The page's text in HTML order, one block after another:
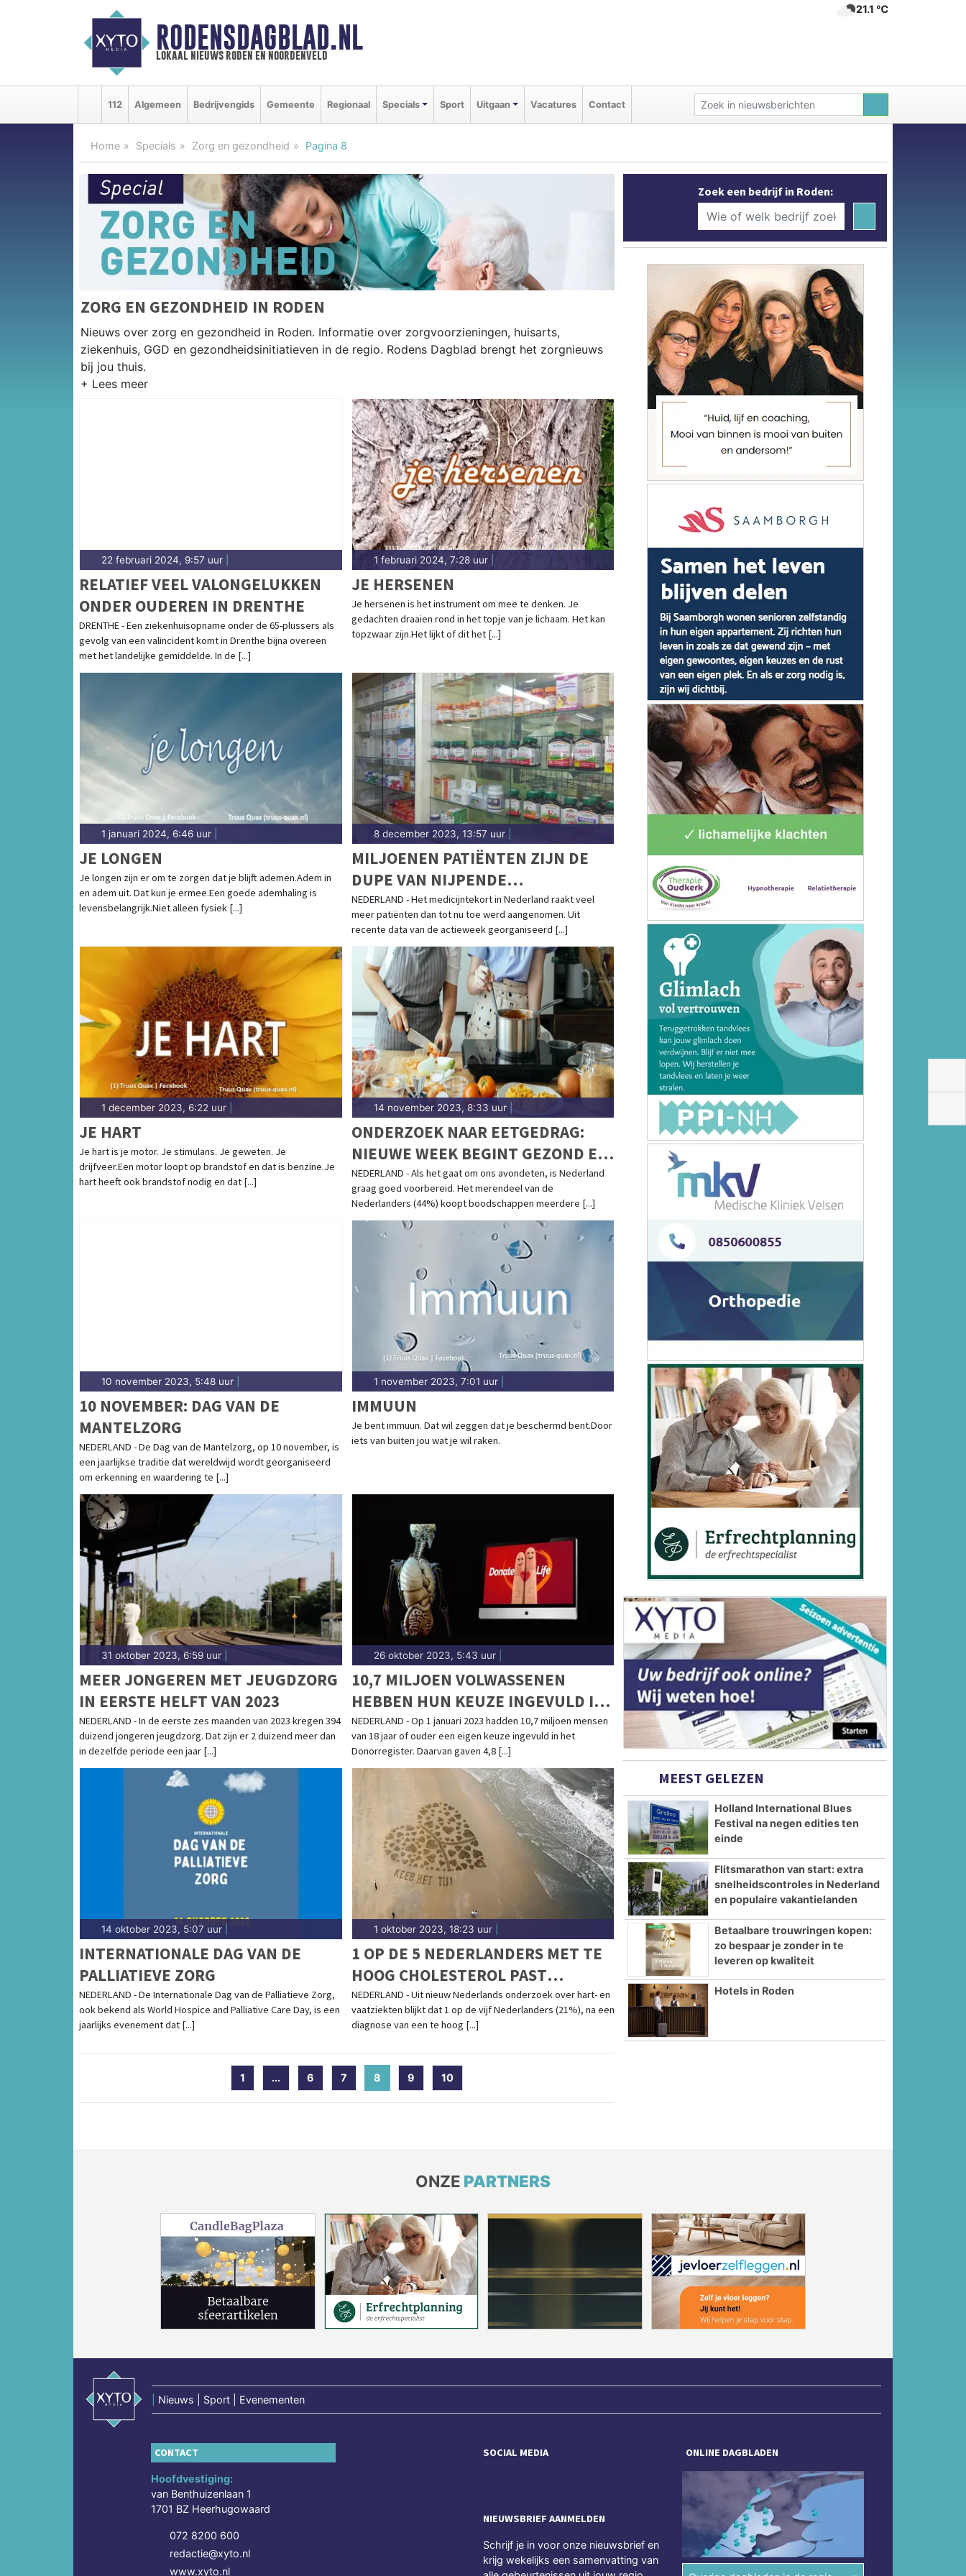
RODENSDAGBLAD.NL
lokaal nieuws roden en noordenveld
21.1 ℃
112 Algemeen Bedrijvengids Gemeente Regionaal Specials Sport Uitgaan Vacatures Contact
Home Specials Zorg en gezondheid Pagina 8
ZORG EN GEZONDHEID IN RODEN
Nieuws over zorg en gezondheid in Roden. Informatie over zorgvoorzieningen, huisarts,
ziekenhuis, GGD en gezondheidsinitiatieven in de regio. Rodens Dagblad brengt het zorgnieuws
bij jou thuis.
22 februari 2024, 9:57 uur
RELATIEF VEEL VALONGELUKKEN
ONDER OUDEREN IN DRENTHE
DRENTHE - Een ziekenhuisopname onder de 65-plussers als
gevolg van een valincident komt in Drenthe bijna overeen
met het landelijke gemiddelde. In de [...]
1 februari 2024, 7:28 uur|
JE HERSENEN
Je hersenen is het instrument om mee te denken. Je
gedachten draaien rond in het topje van je lichaam. Het kan
topzwaar zijn.Het lijkt of dit het [...]
1 januari 2024, 6:46 uur
JE LONGEN
Je longen zijn er om te zorgen dat je blijft ademen.Adem in
en adem uit. Dat kun je ermee.Een goede ademhaling is
levensbelangrijk.Niet alleen fysiek [...]
8 december 2023, 13:57 uur|
MILJOENEN PATIËNTEN ZIJN DE
DUPE VAN NIJPENDE
MEDICIJNTEKORTEN
NEDERLAND - Het medicijntekort in Nederland raakt veel
meer patiënten dan tot nu toe werd aangenomen. Uit
recente data van de actieweek georganiseerd [...]
1 december 2023, 6:22 uur
JE HART
Je hart is je motor. Je stimulans. Je geweten. Je
drijfveer.Een motor loopt op brandstof en dat is benzine.Je
hart heeft ook brandstof nodig en dat [...]
14 november 2023, 8:33 uur|
ONDERZOEK NAAR EETGEDRAG:
NIEUWE WEEK BEGINT GEZOND EN
EINDIGT MET PIZZA OF FRITUUR
NEDERLAND - Als het gaat om ons avondeten, is Nederland
graag goed voorbereid. Het merendeel van de
Nederlanders (44%) koopt boodschappen meerdere [...]
10 november 2023, 5:48 uur
10 NOVEMBER: DAG VAN DE
MANTELZORG
NEDERLAND - De Dag van de Mantelzorg, op 10 november, is
een jaarlijkse traditie dat wereldwijd wordt georganiseerd
om erkenning en waardering te [...]
1 november 2023, 7:01 uur|
IMMUUN
Je bent immuun. Dat wil zeggen dat je beschermd bent.Door
iets van buiten jou wat je wil raken.
31 oktober 2023, 6:59 uur
MEER JONGEREN MET JEUGDZORG
IN EERSTE HELFT VAN 2023
NEDERLAND - In de eerste zes maanden van 2023 kregen 394
duizend jongeren jeugdzorg. Dat zijn er 2 duizend meer dan
in dezelfde periode een jaar [...]
26 oktober 2023, 5:43 uur|
10,7 MILJOEN VOLWASSENEN
HEBBEN HUN KEUZE INGEVULD IN
DONORREGISTER
NEDERLAND - Op 1 januari 2023 hadden 10,7 miljoen mensen
van 18 jaar of ouder een eigen keuze ingevuld in het
Donorregister. Daarvan gaven 4,8 [...]
14 oktober 2023, 5:07 uur
INTERNATIONALE DAG VAN DE
PALLIATIEVE ZORG
NEDERLAND - De Internationale Dag van de Palliatieve Zorg,
ook bekend als World Hospice and Palliative Care Day, is een
jaarlijks evenement dat [...]
1 oktober 2023, 18:23 uur|
1 OP DE 5 NEDERLANDERS MET TE
HOOG CHOLESTEROL PAST
LEEFSTIJL NIET AAN
NEDERLAND - Uit nieuw Nederlands onderzoek over hart- en
vaatziekten blijkt dat 1 op de vijf Nederlanders (21%), na een
diagnose van een te hoog [...]
1 ... 6 7 8 (current)
9 10
Zoek een bedrijf in Roden:
MEEST GELEZEN
Holland International Blues
Festival na negen edities ten
einde
Flitsmarathon van start: extra
snelheidscontroles in Nederland
en populaire vakantielanden
Betaalbare trouwringen kopen:
zo bespaar je zonder in te
leveren op kwaliteit
Hotels in Roden
ONZE PARTNERS
Nieuws | Sport | Evenementen
CONTACT
Hoofdvestiging:
van Benthuizenlaan 1
1701 BZ Heerhugowaard
072 8200 600
redactie@xyto.nl
www.xyto.nl
SOCIAL MEDIA
NIEUWSBRIEF AANMELDEN
Schrijf je in voor onze nieuwsbrief en
krijg wekelijks een samenvatting van
ONLINE DAGBLADEN